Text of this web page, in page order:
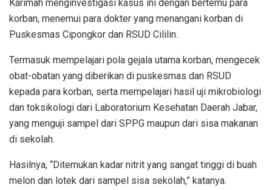
Karimah menginvestigasi kasus ini dengan bertemu para
korban, menemui para dokter yang menangani korban di
Puskesmas Cipongkor dan RSUD Cililin.
Termasuk mempelajari pola gejala utama korban, mengecek
obat-obatan yang diberikan di puskesmas dan RSUD
kepada para korban, serta mempelajari hasil uji mikrobiologi
dan toksikologi dari Laboratorium Kesehatan Daerah Jabar,
yang menguji sampel dari SPPG maupun dari sisa makanan
di sekolah.
Hasilnya, “Ditemukan kadar nitrit yang sangat tinggi di buah
melon dan lotek dari sampel sisa sekolah,” katanya.